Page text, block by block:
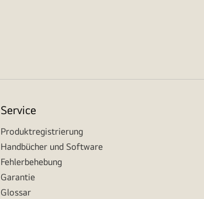
Service
Produktregistrierung
Handbücher und Software
Fehlerbehebung
Garantie
Glossar